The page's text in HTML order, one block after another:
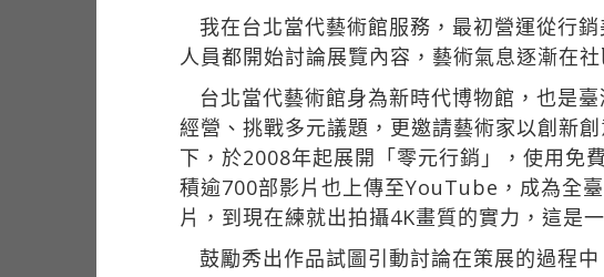
我在台北當代藝術館服務，最初營運從行
人員都開始討論展覽內容，藝術氣息逐漸在
台北當代藝術館身為新時代博物館，也是
經營、挑戰多元議題，更邀請藝術家以創新
下，於2008年起展開「零元行銷」，使用免
積逾700部影片也上傳至YouTube，成為全
片，到現在練就出拍攝4K畫質的實力，這是
鼓勵秀出作品試圖引動討論在策展的過程